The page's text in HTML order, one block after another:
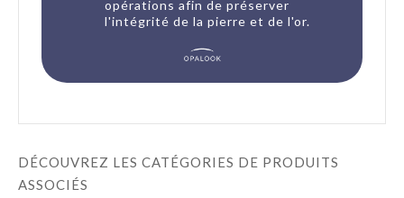
opérations afin de préserver
l'intégrité de la pierre et de l'or.
DÉCOUVREZ LES CATÉGORIES DE PRODUITS
ASSOCIÉS